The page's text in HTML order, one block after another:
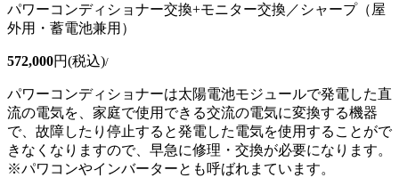
パワーコンディショナー交換+モニター交換／シャープ（屋
外用・蓄電池兼用）
572,000円(税込)/
パワーコンディショナーは太陽電池モジュールで発電した直
流の電気を、家庭で使用できる交流の電気に変換する機器
で、故障したり停止すると発電した電気を使用することがで
きなくなりますので、早急に修理・交換が必要になります。
※パワコンやインバーターとも呼ばれまています。